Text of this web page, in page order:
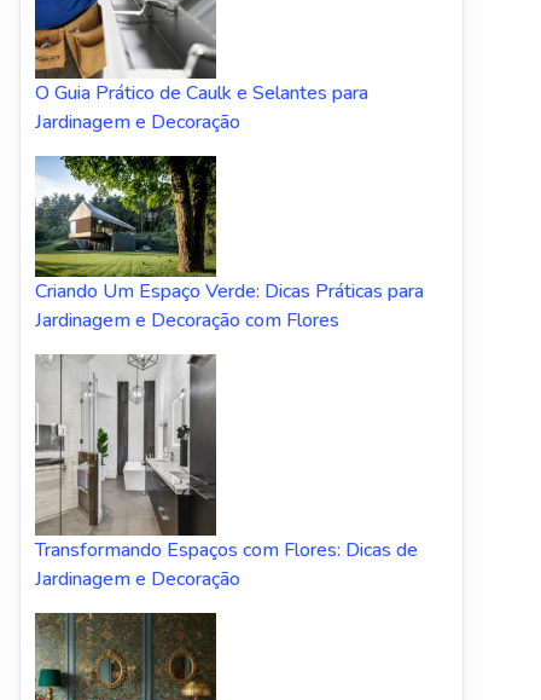
O Guia Prático de Caulk e Selantes para
Jardinagem e Decoração
Criando Um Espaço Verde: Dicas Práticas para
Jardinagem e Decoração com Flores
Transformando Espaços com Flores: Dicas de
Jardinagem e Decoração